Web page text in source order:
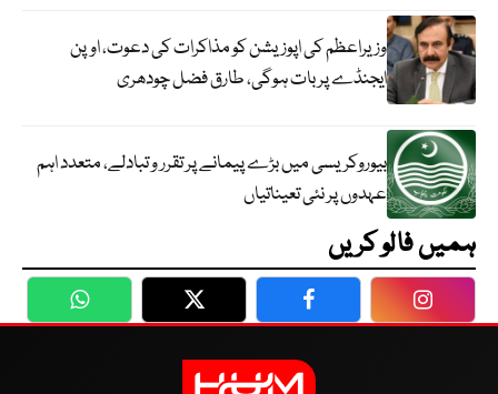
وزیراعظم کی اپوزیشن کو مذاکرات کی دعوت، اوپن
ایجنڈے پر بات ہوگی، طارق فضل چودھری
بیوروکریسی میں بڑے پیمانے پر تقرر و تبادلے، متعدد اہم
عہدوں پر نئی تعیناتیاں
ہمیں فالو کریں
WhatsApp Twitter Facebook